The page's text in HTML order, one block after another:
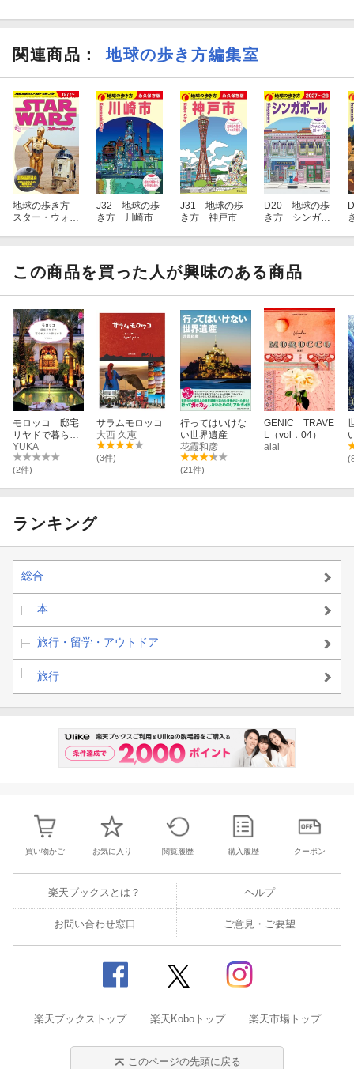
イヴ・サン・ローランが愛したブルーの庭「マジョレル庭園」
モロッコの占い
リヤドの博物館
etc .
フェズ
古都フェズで中世のアラビアへタイムスリップ！
フェズの陶器は工房で選ぼ☆
アンティークの宝物を探しに
世界遺産ヴォルビリス遺跡
etc .
エッサウィラ
エッサウィラの海沿いをぶらりさんぽ
アルガンオイル工房のとれたてコスメ
モロッコの音楽
etc .
ワルザザート＆カスバ街道
カスバ街道を4WDでGO！
アトラス山脈の麓で化石発掘ツアー♪
カサブランカ
駆け込みショッピングはスーパーへ♪
etc .
安全・快適 旅の基本情報
モロッコで使える！ かんたん英語・フランス語・アラビア語
◎取りはずせる別冊MAP付き
ださい。
関連商品 ： 地球の歩き方編集室
地球の歩き方
スター・ウォー
J32 地球の歩
き方 川崎市
J31 地球の歩
き方 神戸市
D20 地球の歩
き方 シンガポ
この商品を買った人が興味のある商品
モロッコ 邸宅
リヤドで暮らす
ように旅をする
YUKA
(2件)
サラムモロッコ
大西 久恵
(3件)
行ってはいけな
い世界遺産
花霞和彦
(21件)
GENIC TRAVE
L（vol．04）
aiai
ランキング
総合
本
旅行・留学・アウトドア
旅行
買い物かご お気に入り 閲覧履歴 購入履歴 クーポン
楽天ブックスとは？ ヘルプ
お問い合わせ窓口 ご意見・ご要望
楽天ブックストップ 楽天Koboトップ 楽天市場トップ
このページの先頭に戻る